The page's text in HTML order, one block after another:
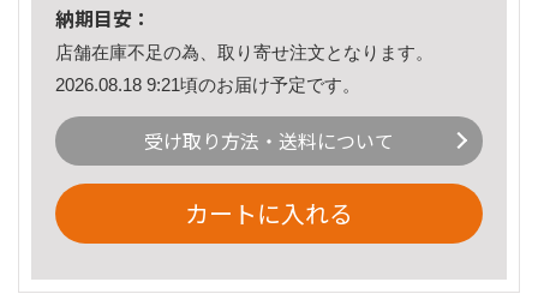
納期目安：
店舗在庫不足の為、取り寄せ注文となります。
2026.08.18 9:21頃のお届け予定です。
受け取り方法・送料について
カートに入れる